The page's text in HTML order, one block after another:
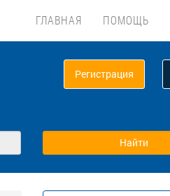
ГЛАВНАЯ ПОМОЩЬ
Регистрация